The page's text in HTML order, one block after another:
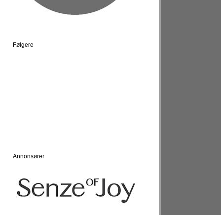
Følgere
Annonsører